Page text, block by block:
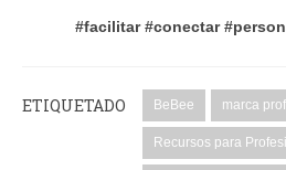
#facilitar #conectar
ETIQUETADO BeBee marca
Recursos para